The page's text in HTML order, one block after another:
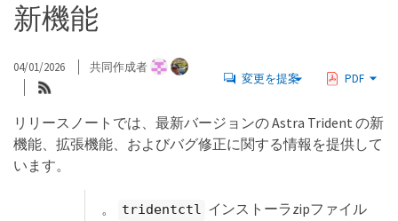
新機能
04/01/2026 共同作成者
変更を提案 PDF
リリースノートでは、最新バージョンの Astra Trident の新
機能、拡張機能、およびバグ修正に関する情報を提供して
います。
。 tridentctl インストーラzipファイル